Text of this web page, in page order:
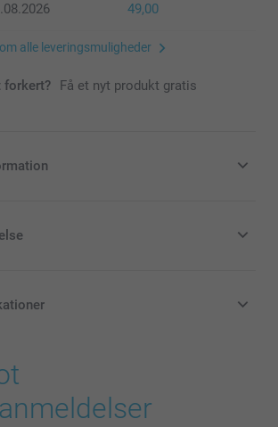
49,00
alle leveringsmuligheder
forkert? Få et nyt produkt gratis
moms og uden